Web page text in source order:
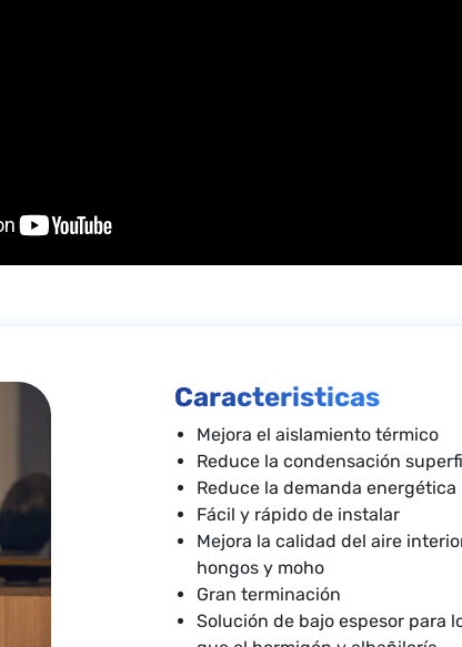
Caracteristicas
Mejora el aislamiento térmico
Reduce la condensación
Reduce la demanda energética
Fácil y rápido de instalar
Mejora la calidad del aire
hongos y moho
Gran terminación
Solución de bajo espesor para